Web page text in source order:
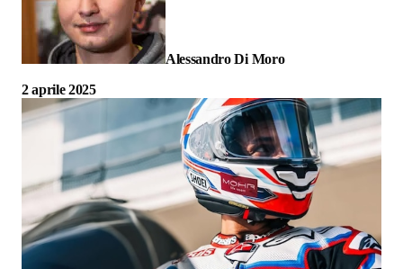
Alessandro Di Moro
2 aprile 2025